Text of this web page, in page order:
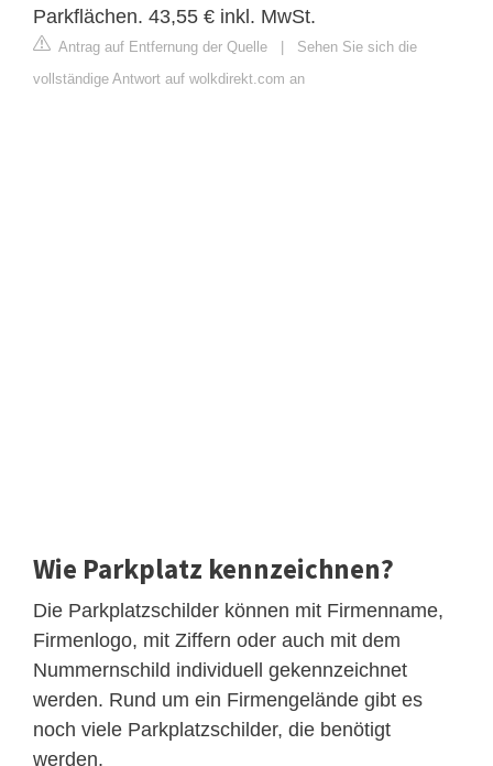
Parkflächen. 43,55 € inkl. MwSt.
Antrag auf Entfernung der Quelle
Sehen Sie sich die
vollständige Antwort auf wolkdirekt.com an
Wie Parkplatz kennzeichnen?
Die Parkplatzschilder können mit Firmenname,
Firmenlogo, mit Ziffern oder auch mit dem
Nummernschild individuell gekennzeichnet
werden. Rund um ein Firmengelände gibt es
noch viele Parkplatzschilder, die benötigt
werden.